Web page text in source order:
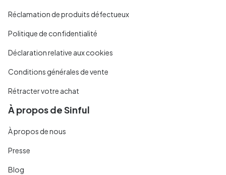
Réclamation de produits défectueux
Politique de confidentialité
Déclaration relative aux cookies
Conditions générales de vente
Rétracter votre achat
À propos de Sinful
À propos de nous
Presse
Blog